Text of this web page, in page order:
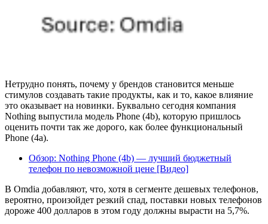
Нетрудно понять, почему у брендов становится меньше
стимулов создавать такие продукты, как и то, какое влияние
это оказывает на новинки. Буквально сегодня компания
Nothing выпустила модель Phone (4b), которую пришлось
оценить почти так же дорого, как более функциональный
Phone (4a).
Обзор: Nothing Phone (4b) — лучший бюджетный
телефон по невозможной цене [Видео]
В Omdia добавляют, что, хотя в сегменте дешевых телефонов,
вероятно, произойдет резкий спад, поставки новых телефонов
дороже 400 долларов в этом году должны вырасти на 5,7%.